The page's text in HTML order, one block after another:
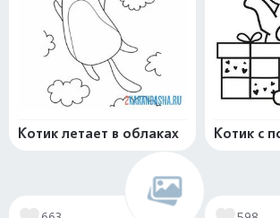
Котик летает в облаках Котик с